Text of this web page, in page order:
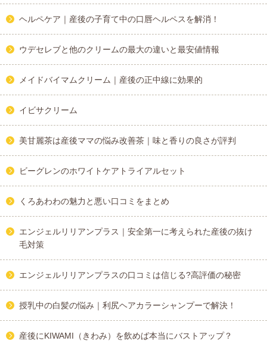
ヘルペケア｜産後の子育て中の口唇ヘルペスを解消！
ウデセレブと他のクリームの最大の違いと最安値情報
メイドバイマムクリーム｜産後の正中線に効果的
イビサクリーム
美甘麗茶は産後ママの悩み改善茶｜味と香りの良さが評判
ビーグレンのホワイトケアトライアルセット
くろあわわの魅力と悪い口コミをまとめ
エンジェルリリアンプラス｜安全第一に考えられた産後の抜け
毛対策
エンジェルリリアンプラスの口コミは信じる?高評価の秘密
授乳中の白髪の悩み｜利尻ヘアカラーシャンプーで解決！
産後にKIWAMI（きわみ）を飲めば本当にバストアップ？